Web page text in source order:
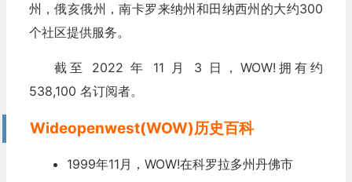
州，俄亥俄州，南卡罗来纳州和田纳西州的大约300
个社区提供服务。
截至 2022 年 11 月 3 日，WOW!拥有约
538,100 名订阅者。
Wideopenwest(WOW)历史百科
1999年11月，WOW!在科罗拉多州丹佛市